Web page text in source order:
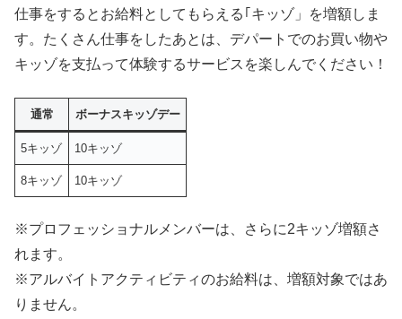
仕事をするとお給料としてもらえる｢キッゾ」を増額しま
す。たくさん仕事をしたあとは、デパートでのお買い物や
キッゾを支払って体験するサービスを楽しんでください！
通常 ボーナスキッゾデー
5キッゾ 10キッゾ
8キッゾ 10キッゾ
※プロフェッショナルメンバーは、さらに2キッゾ増額さ
れます。
※アルバイトアクティビティのお給料は、増額対象ではあ
りません。